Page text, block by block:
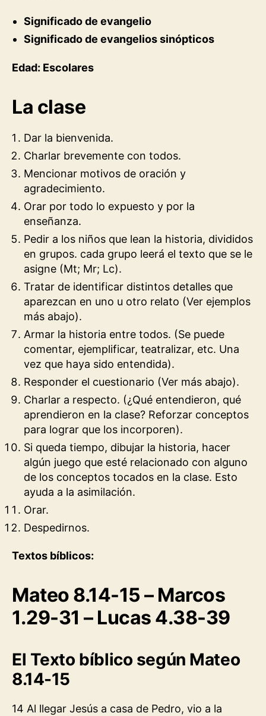
Significado de evangelio
Significado de evangelios sinópticos
Edad: Escolares
La clase
Dar la bienvenida.
Charlar brevemente con todos.
Mencionar motivos de oración y
agradecimiento.
Orar por todo lo expuesto y por la
enseñanza.
Pedir a los niños que lean la historia, divididos
en grupos. cada grupo leerá el texto que se le
asigne (Mt; Mr; Lc).
Tratar de identificar distintos detalles que
aparezcan en uno u otro relato (Ver ejemplos
más abajo).
Armar la historia entre todos. (Se puede
comentar, ejemplificar, teatralizar, etc. Una
vez que haya sido entendida).
Responder el cuestionario (Ver más abajo).
Charlar a respecto. (¿Qué entendieron, qué
aprendieron en la clase? Reforzar conceptos
para lograr que los incorporen).
Si queda tiempo, dibujar la historia, hacer
algún juego que esté relacionado con alguno
de los conceptos tocados en la clase. Esto
ayuda a la asimilación.
Orar.
Despedirnos.
Textos bíblicos:
Mateo 8.14-15 – Marcos
1.29-31 – Lucas 4.38-39
El Texto bíblico según Mateo
8.14-15
14 Al llegar Jesús a casa de Pedro, vio a la